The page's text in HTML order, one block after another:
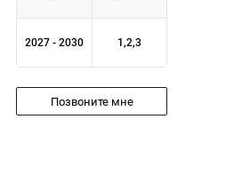
2027 - 2030 1,2,3
Позвоните мне